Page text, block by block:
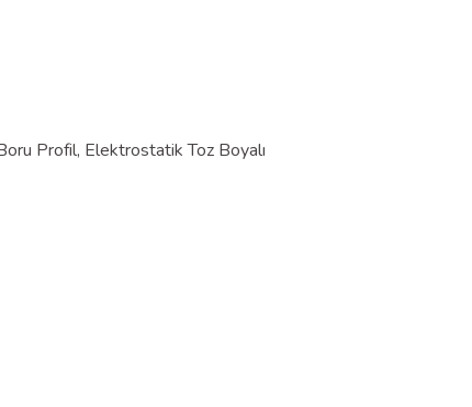
Profil, Elektrostatik Toz Boyalı